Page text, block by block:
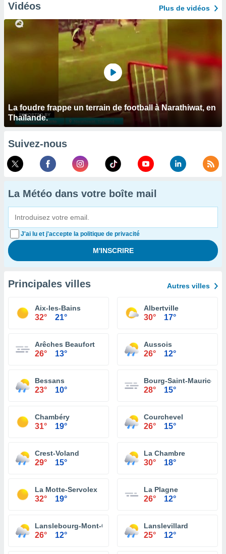
Vidéos Plus de vidéos
La foudre frappe un terrain de football à Narathiwat, en
Thaïlande.
Suivez-nous
La Météo dans votre boîte mail
J'ai lu et j'accepte la politique de privacité
Principales villes Autres villes
Aix-les-Bains
32° 21°
Albertville
30° 17°
Arêches Beaufort
26° 13°
Aussois
26° 12°
Bessans
23° 10°
Bourg-Saint-Maurice
28° 15°
Chambéry
31° 19°
Courchevel
26° 15°
Crest-Voland
29° 15°
La Chambre
30° 18°
La Motte-Servolex
32° 19°
La Plagne
26° 12°
Lanslebourg-Mont-Cenis
26° 12°
Lanslevillard
25° 12°